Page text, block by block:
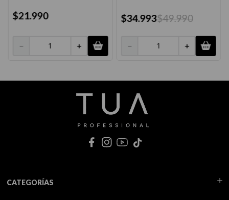
$21.990
＋
－
$34.993$49.990
＋
－
CATEGORÍAS